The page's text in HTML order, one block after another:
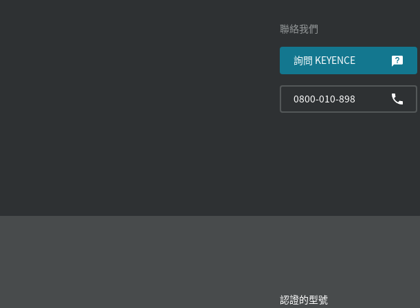
聯絡我們
詢問 KEYENCE
0800-010-898
認證的型號